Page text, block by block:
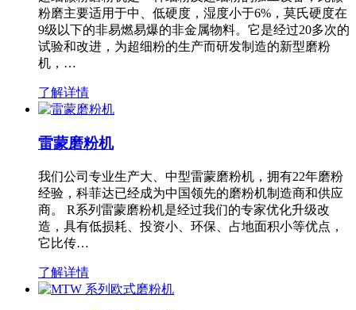
粉磨主要适用于中、低硬度，湿度小于6%，莫氏硬度在
9级以下的非易燃易爆的非金属物料。它是经过20多次的
试验和改进，为超细粉的生产而研发制造的新型磨粉
机，…
了解详情
雷蒙磨粉机
我们公司专业生产大、中型雷蒙磨粉机，拥有22年磨粉
经验，科菲达已经成为中国领先的磨粉机制造商和供应
商。 R系列雷蒙磨粉机是经过我们的专家优化升级改
造，具有低损耗、投资小、环保、占地面积小等优点，
它比传…
了解详情